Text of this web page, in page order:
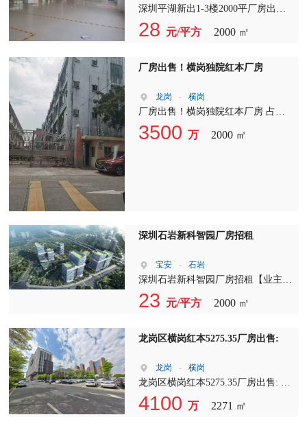
高速600米 【其它】周边配套齐全，
管理完善，干净整洁！ 咨询热线：
李生13543261455
深圳平湖新出1-3楼2000平厂房出租
平湖新出一个小独院，厂房1-3层
2000平方，宿舍500平方，标准电
的老板或是正准备做老板的朋友们,
面,现在您只需拨一个电话或是动动
手指加微信联系我们,就可以免费获
得优质的全程无忧的服务: 免费咨询
服务; 免费推荐房源; 免费带看房源;
为找不到合适的厂房而烦恼,让您省
28 元/平方 2000 ㎡
厂房出售！横岗独院红本厂房
龙岗 - 横岗
厂房出售！横岗独院红本厂房 占
地：2000平方 建筑：4233平方 两栋
标准厂房，一楼层高5米 产权性质：
3500 万 2000 ㎡
深圳石岩新科智园厂房招租
宝安 - 石岩
深圳石岩新科智园厂房招租【业主运
营?万科管理?工业用地?独立产权?生
活配套齐全】 ??园区简介： 园区总
㎡，4栋工业厂房，1栋办公写字楼、
1#厂房层数： 3层B - 1,540㎡??? 5层
A2 - 1,265㎡??? 5层B1 - 1,000㎡???
2#厂房层数： 2层B2 - 1,407㎡???????
6层A - 1,584㎡????? 6层B - 3,616
23 元/平方 2000 ㎡
龙岗区横岗红本5275.35厂房出售:
龙岗 - 横岗
龙岗区横岗红本5275.35厂房出售: 地
铁16号线 福坑站300米 1、占地面
积： 2271.53㎡ 2、厂房：3707.49㎡4
4100 万 2271 ㎡